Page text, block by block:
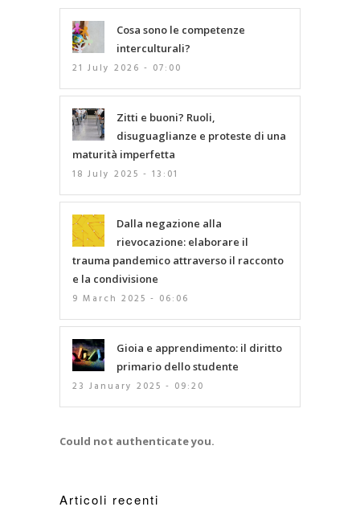
Cosa sono le competenze
interculturali?
21 July 2026 - 07:00
Zitti e buoni? Ruoli,
disuguaglianze e proteste di una
maturità imperfetta
18 July 2025 - 13:01
Dalla negazione alla
rievocazione: elaborare il
trauma pandemico attraverso il racconto
e la condivisione
9 March 2025 - 06:06
Gioia e apprendimento: il diritto
primario dello studente
23 January 2025 - 09:20
Could not authenticate you.
Articoli recenti